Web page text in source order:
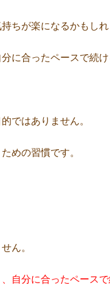
ちが楽になるかもしれ
に合ったペースで続
ではありません。
めの習慣です。
ん。
自分に合ったペースで